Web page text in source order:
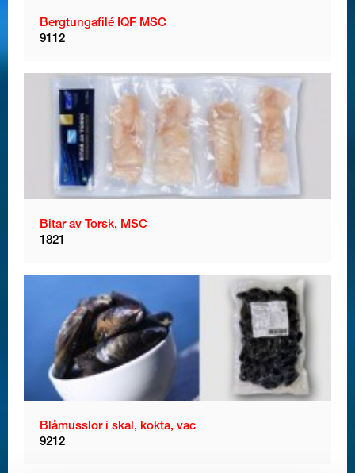
Bergtungafilé IQF MSC
9112
Bitar av Torsk, MSC
1821
Blåmusslor i skal, kokta, vac
9212